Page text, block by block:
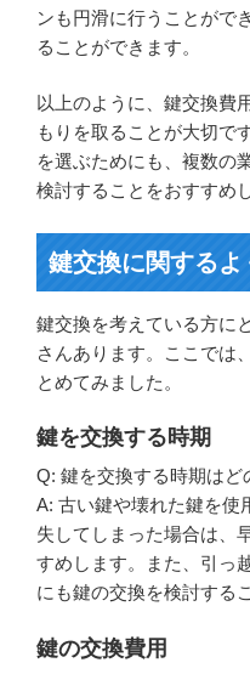
ンも円滑に行うことがで
ることができます。
以上のように、鍵交換費
もりを取ることが大切で
を選ぶためにも、複数の
検討することをおすすめ
鍵交換に関するよ
鍵交換を考えている方に
さんあります。ここでは
とめてみました。
鍵を交換する時期
Q: 鍵を交換する時期はど
A: 古い鍵や壊れた鍵を使
失してしまった場合は、
すめします。また、引っ
にも鍵の交換を検討する
鍵の交換費用